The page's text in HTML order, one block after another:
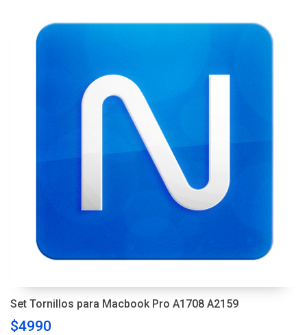
Set Tornillos para Macbook Pro A1708 A2159
$4990